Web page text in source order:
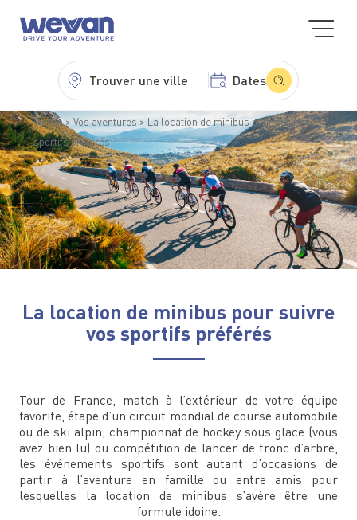
Trouver une ville Dates
WeVan Vos aventures
La location de minibus pour suivre vos
sportifs préférés
La location de minibus pour suivre
vos sportifs préférés
Tour de France, match à l’extérieur de votre équipe
favorite, étape d’un circuit mondial de course automobile
ou de ski alpin, championnat de hockey sous glace (vous
avez bien lu) ou compétition de lancer de tronc d’arbre,
les événements sportifs sont autant d’occasions de
partir à l’aventure en famille ou entre amis pour
lesquelles la location de minibus s’avère être une
formule idoine.